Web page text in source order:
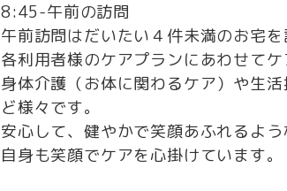
8:45-午前の訪問
午前訪問はだいたい４件未満のお宅を
各利⽤者様のケアプランにあわせてケ
身体介護（お体に関わるケア）や生
ど様々です。
安心して、健やかで笑顔あふれるよ
自身も笑顔でケアを心掛けています。